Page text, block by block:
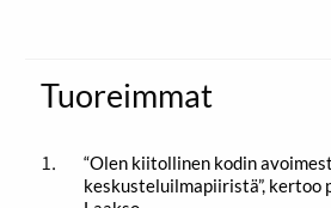
Tuoreimmat
“Olen kiitollinen kodin
keskusteluilmapiiristä”, kertoo